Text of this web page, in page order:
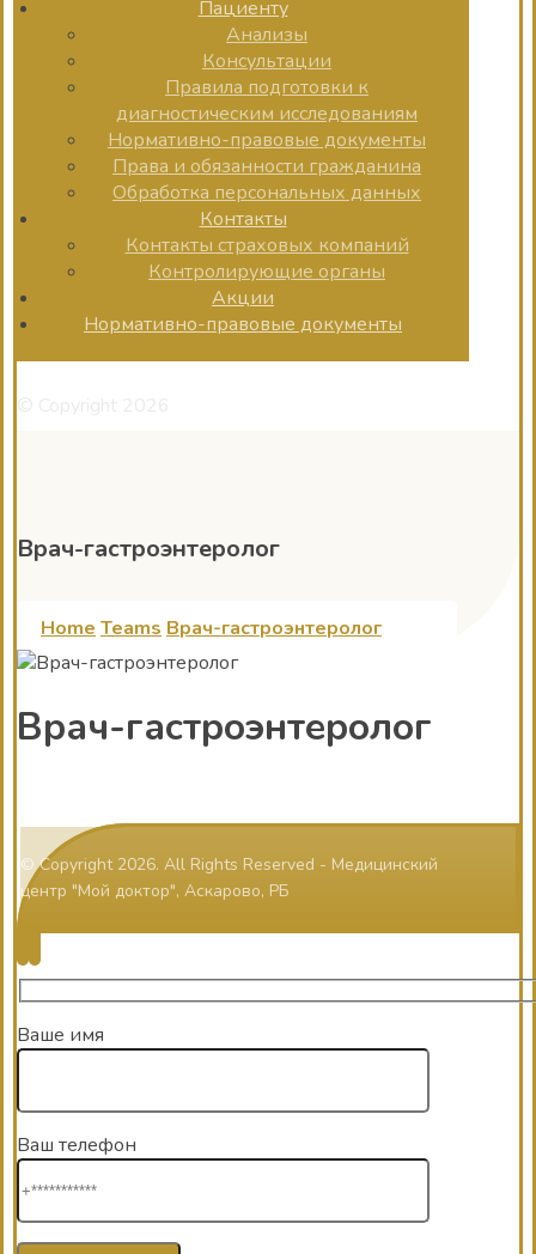
Пациенту
Анализы
Консультации
Правила подготовки к
диагностическим исследованиям
Нормативно-правовые документы
Права и обязанности гражданина
Обработка персональных данных
Контакты
Контакты страховых компаний
Контролирующие органы
Акции
Нормативно-правовые документы
Врач-гастроэнтеролог
Home Teams Врач-гастроэнтеролог
Врач-гастроэнтеролог
© Copyright 2026. All Rights Reserved - Медицинский
центр "Мой доктор", Аскарово, РБ
Ваше имя
Ваш телефон